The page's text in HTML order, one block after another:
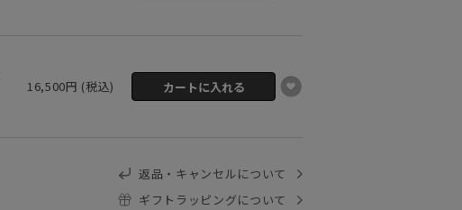
16,500円 (税込)
返品・キャンセルについて
ギフトラッピングについて